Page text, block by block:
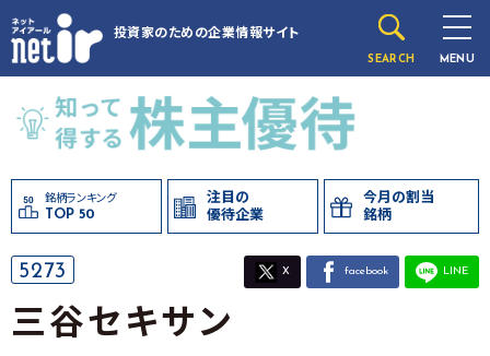
投資家のための企業情報サイト
SEARCH MENU
銘柄ランキング
TOP 50
注目の
優待企業
今月の割当
銘柄
5273 X facebook LINE
三谷セキサン